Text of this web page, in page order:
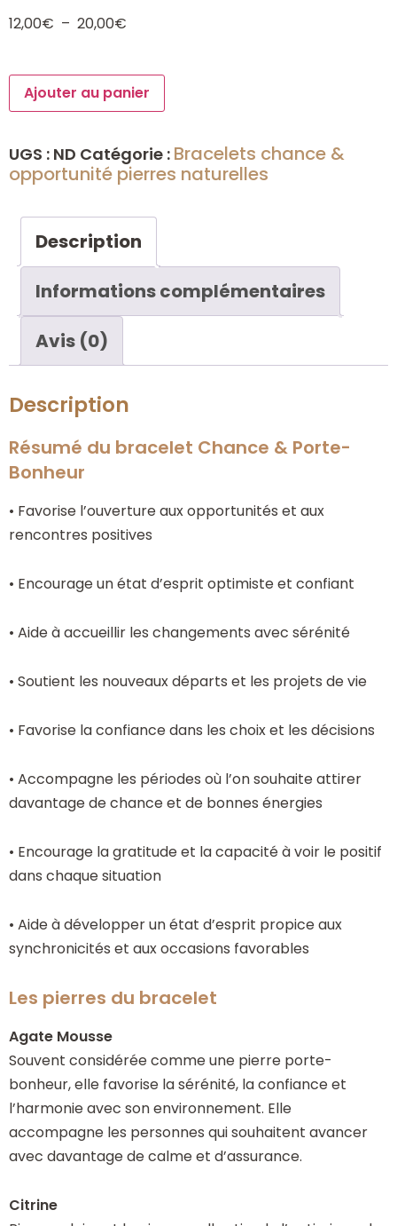
12,00€ – 20,00€
Ajouter au panier
UGS : ND Catégorie : Bracelets chance &
opportunité pierres naturelles
Description
Informations complémentaires
Avis (0)
Description
Résumé du bracelet Chance & Porte-
Bonheur
• Favorise l’ouverture aux opportunités et aux
rencontres positives
• Encourage un état d’esprit optimiste et confiant
• Aide à accueillir les changements avec sérénité
• Soutient les nouveaux départs et les projets de vie
• Favorise la confiance dans les choix et les décisions
• Accompagne les périodes où l’on souhaite attirer
davantage de chance et de bonnes énergies
• Encourage la gratitude et la capacité à voir le positif
dans chaque situation
• Aide à développer un état d’esprit propice aux
synchronicités et aux occasions favorables
Les pierres du bracelet
Agate Mousse
Souvent considérée comme une pierre porte-
bonheur, elle favorise la sérénité, la confiance et
l’harmonie avec son environnement. Elle
accompagne les personnes qui souhaitent avancer
avec davantage de calme et d’assurance.
Citrine